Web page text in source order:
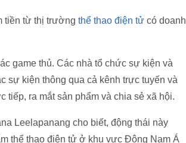
tiền từ thị trường thể thao điện tử có doanh
game thủ. Các nhà tổ chức sự kiện và
sự kiện thông qua cả kênh trực tuyến và
tiếp, ra mắt sản phẩm và chia sẻ xã hội.
Leelapanang cho biết, động thái này
thể thao điện tử ở khu vực Đông Nam Á